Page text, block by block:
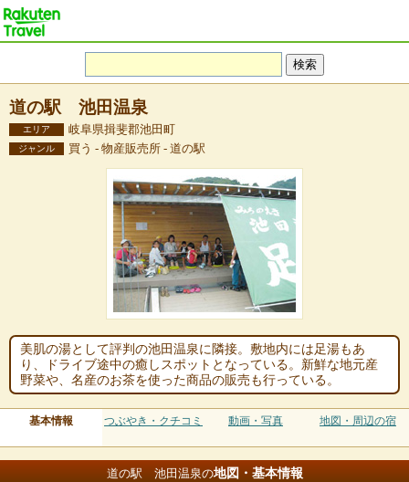
道の駅 池田温泉
エリア 岐阜県揖斐郡池田町
ジャンル 買う - 物産販売所 - 道の駅
美肌の湯として評判の池田温泉に隣接。敷地内には足湯もあ
り、ドライブ途中の癒しスポットとなっている。新鮮な地元産
野菜や、名産のお茶を使った商品の販売も行っている。
基本情報 つぶやき・クチコミ 動画・写真 地図・周辺の宿
道の駅 池田温泉の地図・基本情報